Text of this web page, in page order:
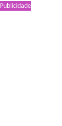
Publicidade